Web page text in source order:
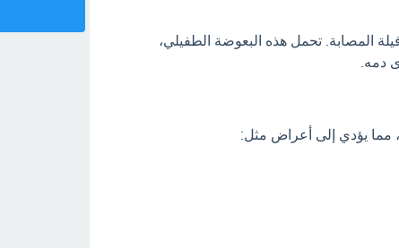
المصابة. تحمل هذه البعوضة الطفيلي،
دمه.
مما يؤدي إلى أعراض مثل: